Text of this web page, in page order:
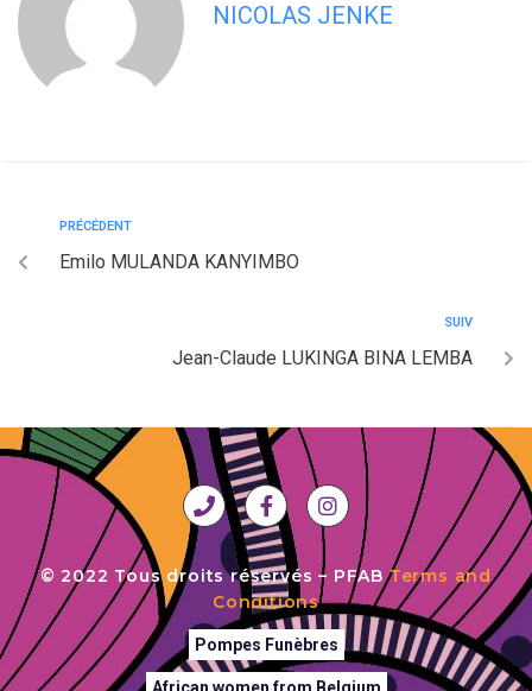
NICOLAS JENKE
PRÉCÉDENT
Emilo MULANDA KANYIMBO
SUIV
Jean-Claude LUKINGA BINA LEMBA
© 2022 Tous droits réservés – PFABTerms and
Conditions
Pompes Funèbres